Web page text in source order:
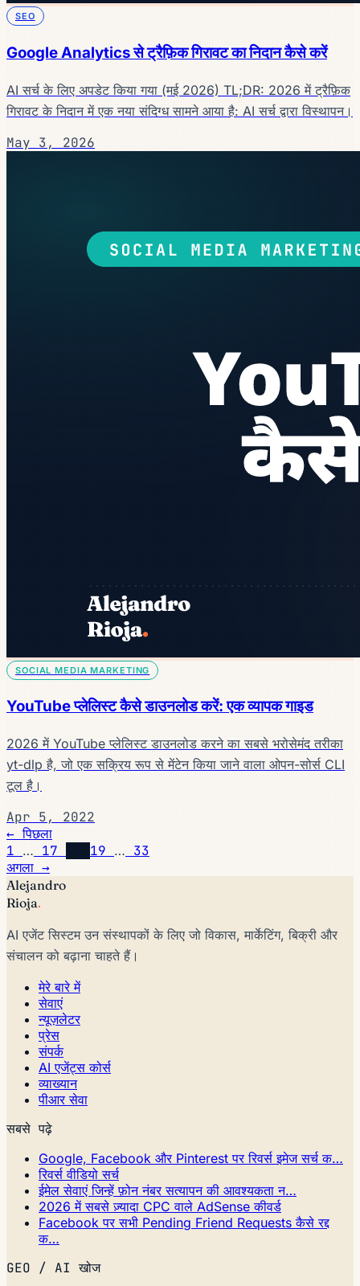
SEO
Google Analytics से ट्रैफ़िक गिरावट का निदान कैसे करें
AI सर्च के लिए अपडेट किया गया (मई 2026) TL;DR: 2026 में ट्रैफ़िक
गिरावट के निदान में एक नया संदिग्ध सामने आया है: AI सर्च द्वारा विस्थापन।
May 3, 2026
SOCIAL MEDIA MARKETING
YouTube प्लेलिस्ट कैसे डाउनलोड करें: एक व्यापक गाइड
2026 में YouTube प्लेलिस्ट डाउनलोड करने का सबसे भरोसेमंद तरीका
yt-dlp है, जो एक सक्रिय रूप से मेंटेन किया जाने वाला ओपन-सोर्स CLI
टूल है।
Apr 5, 2022
← पिछला
1 … 17 19 … 33
अगला →
Alejandro
Rioja.
AI एजेंट सिस्टम उन संस्थापकों के लिए जो विकास, मार्केटिंग, बिक्री और
संचालन को बढ़ाना चाहते हैं।
मेरे बारे में
सेवाएं
न्यूज़लेटर
प्रेस
संपर्क
AI एजेंट्स कोर्स
व्याख्यान
पीआर सेवा
सबसे पढ़े
Google, Facebook और Pinterest पर रिवर्स इमेज सर्च क…
रिवर्स वीडियो सर्च
ईमेल सेवाएं जिन्हें फ़ोन नंबर सत्यापन की आवश्यकता न…
2026 में सबसे ज़्यादा CPC वाले AdSense कीवर्ड
Facebook पर सभी Pending Friend Requests कैसे रद्द
क…
GEO / AI खोज